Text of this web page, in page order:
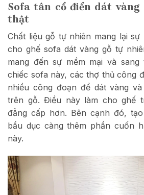
Sofa tân cổ điển dát
thật
Chất liệu gỗ tự nhiên mang lại
cho ghế sofa dát vàng gỗ tự
mang đến sự mềm mại và
chiếc sofa này, các thợ thủ công
nhiều công đoạn để dát vàng
trên gỗ. Điều này làm cho ghế
đẳng cấp hơn. Bên cạnh đó,
bầu dục càng thêm phần cuốn
này.